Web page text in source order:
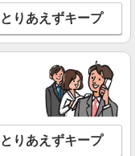
とりあえずキープ
とりあえずキープ